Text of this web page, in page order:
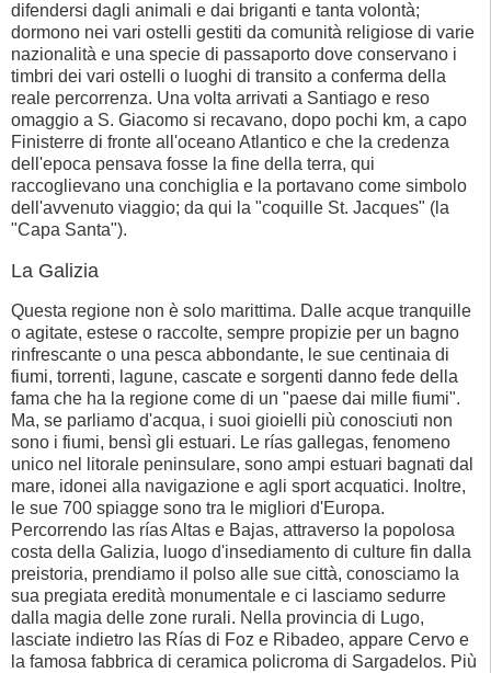
difendersi dagli animali e dai briganti e tanta volontà;
dormono nei vari ostelli gestiti da comunità religiose di varie
nazionalità e una specie di passaporto dove conservano i
timbri dei vari ostelli o luoghi di transito a conferma della
reale percorrenza. Una volta arrivati a Santiago e reso
omaggio a S. Giacomo si recavano, dopo pochi km, a capo
Finisterre di fronte all'oceano Atlantico e che la credenza
dell'epoca pensava fosse la fine della terra, qui
raccoglievano una conchiglia e la portavano come simbolo
dell'avvenuto viaggio; da qui la "coquille St. Jacques" (la
"Capa Santa").
La Galizia
Questa regione non è solo marittima. Dalle acque tranquille
o agitate, estese o raccolte, sempre propizie per un bagno
rinfrescante o una pesca abbondante, le sue centinaia di
fiumi, torrenti, lagune, cascate e sorgenti danno fede della
fama che ha la regione come di un "paese dai mille fiumi".
Ma, se parliamo d'acqua, i suoi gioielli più conosciuti non
sono i fiumi, bensì gli estuari. Le rías gallegas, fenomeno
unico nel litorale peninsulare, sono ampi estuari bagnati dal
mare, idonei alla navigazione e agli sport acquatici. Inoltre,
le sue 700 spiagge sono tra le migliori d'Europa.
Percorrendo las rías Altas e Bajas, attraverso la popolosa
costa della Galizia, luogo d'insediamento di culture fin dalla
preistoria, prendiamo il polso alle sue città, conosciamo la
sua pregiata eredità monumentale e ci lasciamo sedurre
dalla magia delle zone rurali. Nella provincia di Lugo,
lasciate indietro las Rías di Foz e Ribadeo, appare Cervo e
la famosa fabbrica di ceramica policroma di Sargadelos. Più